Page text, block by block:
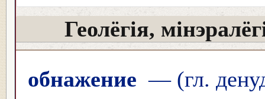
Геолёгія,
обнажение — (гл.